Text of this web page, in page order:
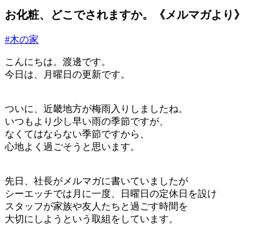
お化粧、どこでされますか。《メルマガより》
#木の家
こんにちは。渡邊です。
今日は、月曜日の更新です。
ついに、近畿地方が梅雨入りしましたね。
いつもより少し早い雨の季節ですが、
なくてはならない季節ですから、
心地よく過ごそうと思います。
先日、社長がメルマガに書いていましたが
シーエッチでは月に一度、日曜日の定休日を設け
スタッフが家族や友人たちと過ごす時間を
大切にしようという取組をしています。